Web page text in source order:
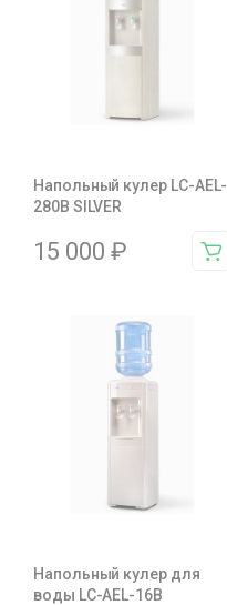
Напольный кулер LC-AEL-
280B SILVER
15 000 ₽
Напольный кулер для
воды LC-AEL-16B